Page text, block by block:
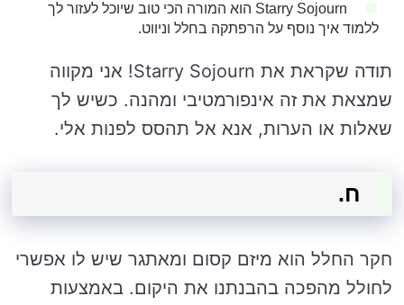
Starry Sojourn הוא המורה הכי טוב שיוכל לעזור לך
ללמוד איך נוסף על הרפתקה בחלל וניווט.
תודה שקראת את Starry Sojourn! אני מקווה
שמצאת את זה אינפורמטיבי ומהנה. כשיש לך
שאלות או הערות, אנא אל תהסס לפנות אלי.
ח.
חקר החלל הוא מיזם קסום ומאתגר שיש לו אפשרי
לחולל מהפכה בהבנתנו את היקום. באמצעות